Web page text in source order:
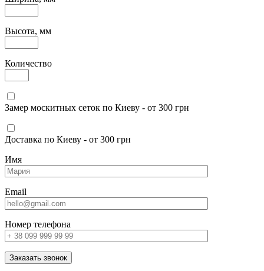
Высота, мм
Количество
Замер москитных сеток по Киеву - от 300 грн
Доставка по Киеву - от 300 грн
Имя
Email
Номер телефона
Заказать звонок